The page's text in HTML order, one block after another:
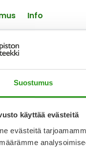
Suostumus
käyttää evästeitä
evästeitä
Info
kliininen
ja
Pakkaus on helppo